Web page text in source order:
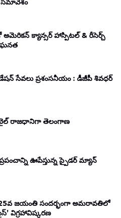
క్యాన్సర్ హాస్పిటల్ & రీసెర్చ్
ఘనత
సేవలు ప్రశంసనీయం : డీజీపీ శివధర్
రాజధానిగా తెలంగాణ
ఊపేస్తున్న స్పైడర్ మ్యాన్
జయంతి సందర్భంగా అమరావతిలో
విగ్రహావిష్కరణ